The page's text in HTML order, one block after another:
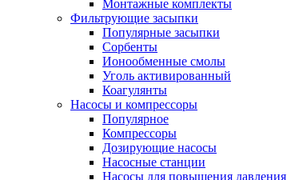
Монтажные комплекты
Фильтрующие засыпки
Популярные засыпки
Сорбенты
Ионообменные смолы
Уголь активированный
Коагулянты
Насосы и компрессоры
Популярное
Компрессоры
Дозирующие насосы
Насосные станции
Насосы для повышения давления